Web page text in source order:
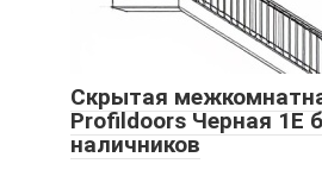
Скрытая
Profildoors Черная 1E
наличников